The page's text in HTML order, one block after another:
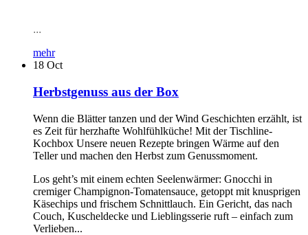
...
mehr
18 Oct
Herbstgenuss aus der Box
Wenn die Blätter tanzen und der Wind Geschichten erzählt, ist
es Zeit für herzhafte Wohlfühlküche! Mit der Tischline-
Kochbox Unsere neuen Rezepte bringen Wärme auf den
Teller und machen den Herbst zum Genussmoment.
Los geht’s mit einem echten Seelenwärmer: Gnocchi in
cremiger Champignon-Tomatensauce, getoppt mit knusprigen
Käsechips und frischem Schnittlauch. Ein Gericht, das nach
Couch, Kuscheldecke und Lieblingsserie ruft – einfach zum
Verlieben...